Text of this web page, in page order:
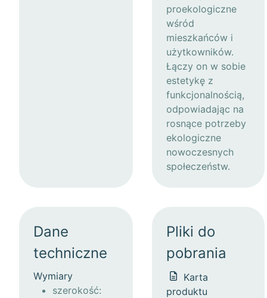
proekologiczne
wśród
mieszkańców i
użytkowników.
Łączy on w sobie
estetykę z
funkcjonalnością,
odpowiadając na
rosnące potrzeby
ekologiczne
nowoczesnych
społeczeństw.
Dane
techniczne
Wymiary
szerokość:
Pliki do
pobrania
Karta
produktu